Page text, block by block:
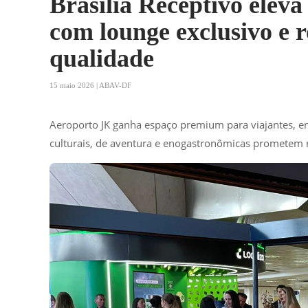
com lounge exclusivo e
qualidade
15 maio 2026 | ABAV-DF
Aeroporto JK ganha espaço premium para viajantes,
culturais, de aventura e enogastronômicas